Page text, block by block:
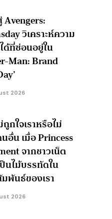
Avengers:
วิเคราะห์ความ
ด้ที่ซ่อนอยู่ใน
Man: Brand
2026
กใจเราหรือไม่
อื่น เมื่อ Princess
จากชาวเน็ต
นไม้บรรทัดใน
พันธ์ของเรา
2026